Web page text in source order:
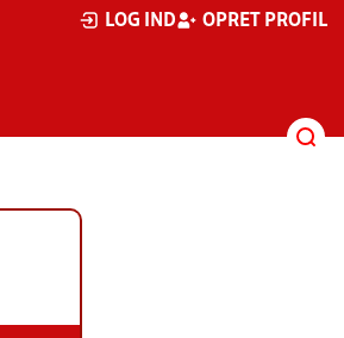
LOG IND OPRET PROFIL